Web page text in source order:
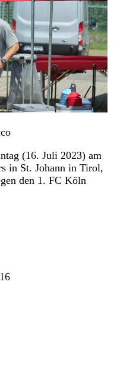
(16. Juli 2023) am
in St. Johann in Tirol,
den 1. FC Köln